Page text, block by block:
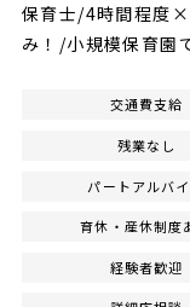
保育士/4時間程度
み！/小規模保育園
交通費支給
残業なし
パートアルバ
育休・産休制度
経験者歓迎